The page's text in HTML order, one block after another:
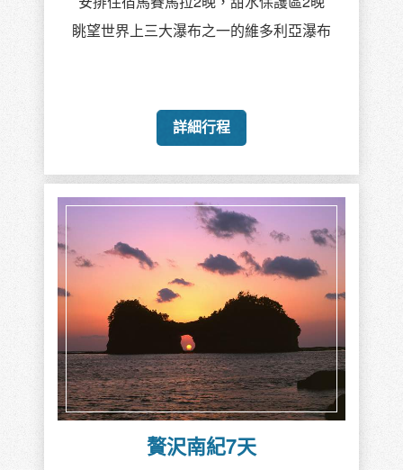
眺望世界上三大瀑布之一的維多利亞瀑布
詳細行程
贅沢南紀7天